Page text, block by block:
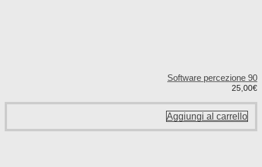
Software percezione 90
25,00€
Aggiungi al carrello